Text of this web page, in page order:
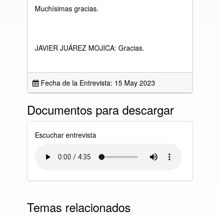
Muchísimas gracias.
JAVIER JUÁREZ MOJICA: Gracias.
Fecha de la Entrevista: 15 May 2023
Documentos para descargar
Escuchar entrevista
Temas relacionados